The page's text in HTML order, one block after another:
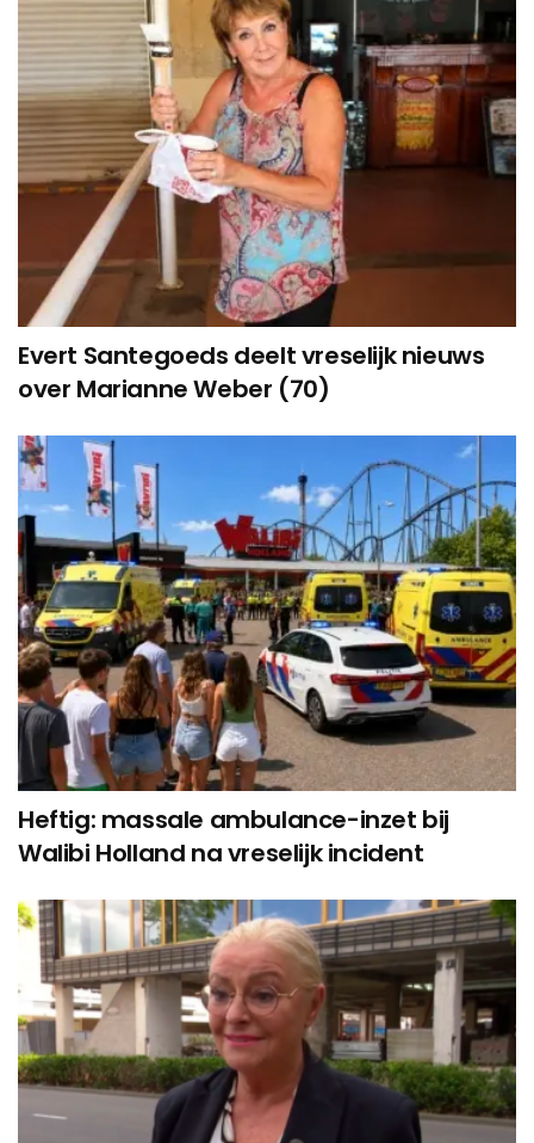
Evert Santegoeds deelt vreselijk nieuws
over Marianne Weber (70)
Heftig: massale ambulance-inzet bij
Walibi Holland na vreselijk incident